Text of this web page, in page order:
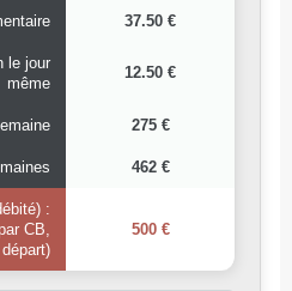
37.50 €
le jour
même
12.50 €
275 €
462 €
:
CB,
500 €